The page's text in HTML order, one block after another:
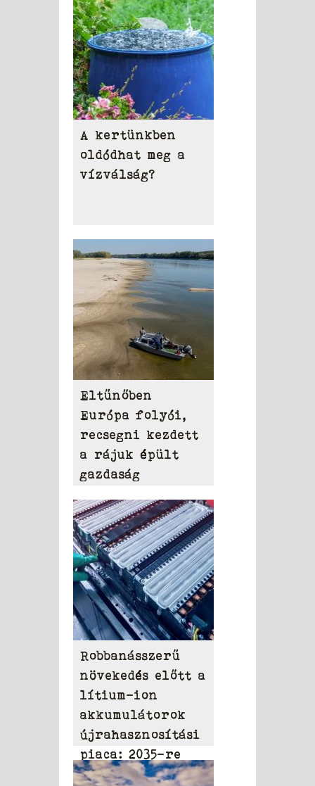
A kertünkben
oldódhat meg a
vízválság?
Eltűnőben
Európa folyói,
recsegni kezdett
a rájuk épült
gazdaság
Robbanásszerű
növekedés előtt a
lítium-ion
akkumulátorok
újrahasznosítási
piaca: 2035-re
elérheti a 31,95